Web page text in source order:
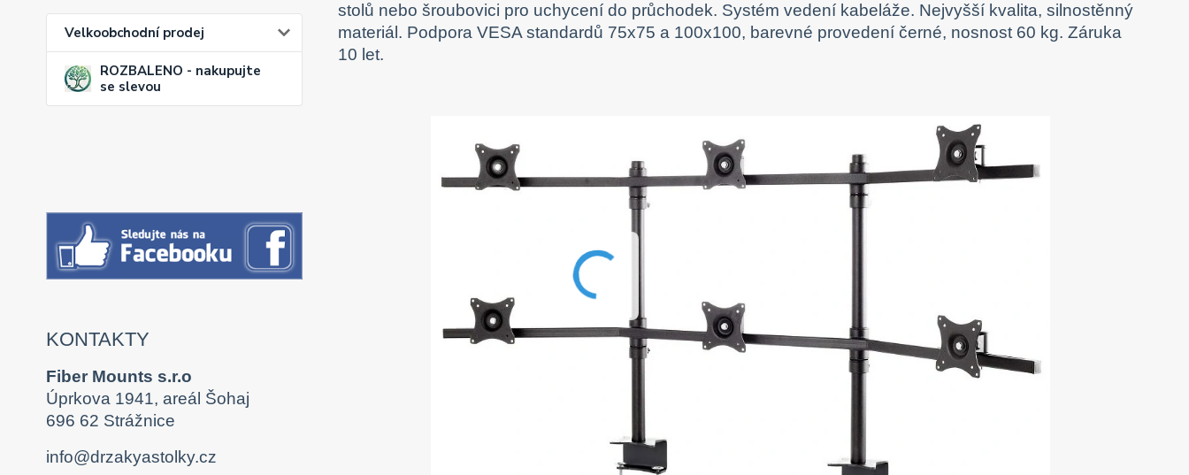
Velkoobchodní prodej
ROZBALENO - nakupujte
se slevou
KONTAKTY
Fiber Mounts s.r.o
Úprkova 1941, areál Šohaj
696 62 Strážnice
info@drzakyastolky.cz
stolů nebo šroubovici pro uchycení do průchodek. Systém vedení kabeláže. Nejvyšší kvalita, silnostěnný
materiál. Podpora VESA standardů 75x75 a 100x100, barevné provedení černé, nosnost 60 kg. Záruka
10 let.